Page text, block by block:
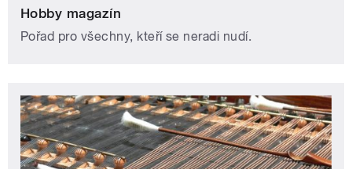
Hobby magazín
Pořad pro všechny, kteří se neradi nudí.